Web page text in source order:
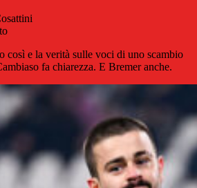
così e la verità sulle voci di uno scambio
fa chiarezza. E Bremer anche.